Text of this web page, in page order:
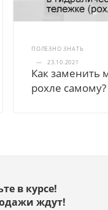
ПОЛЕЗНО ЗНАТЬ
—
23.10.2021
Как заменить
рохле самому?
в курсе!
ждут!